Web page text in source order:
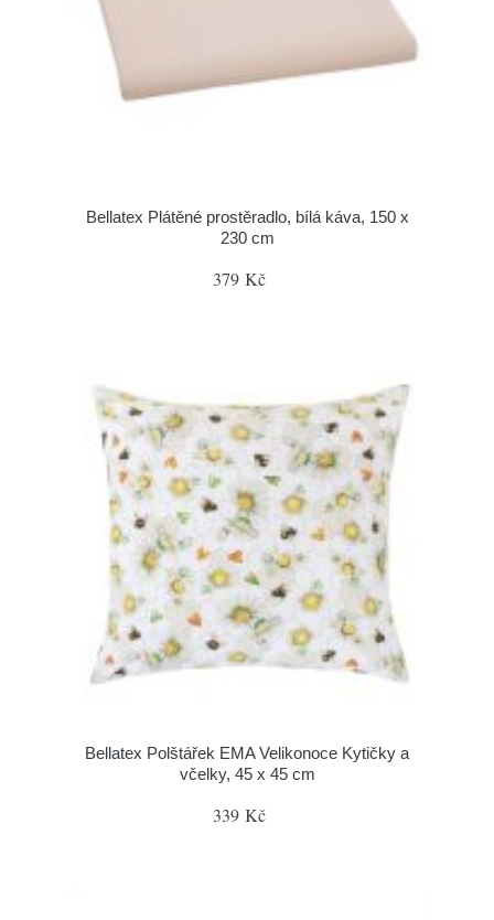
Bellatex Plátěné prostěradlo, bílá káva, 150 x
230 cm
379 Kč
Bellatex Polštářek EMA Velikonoce Kytičky a
včelky, 45 x 45 cm
339 Kč